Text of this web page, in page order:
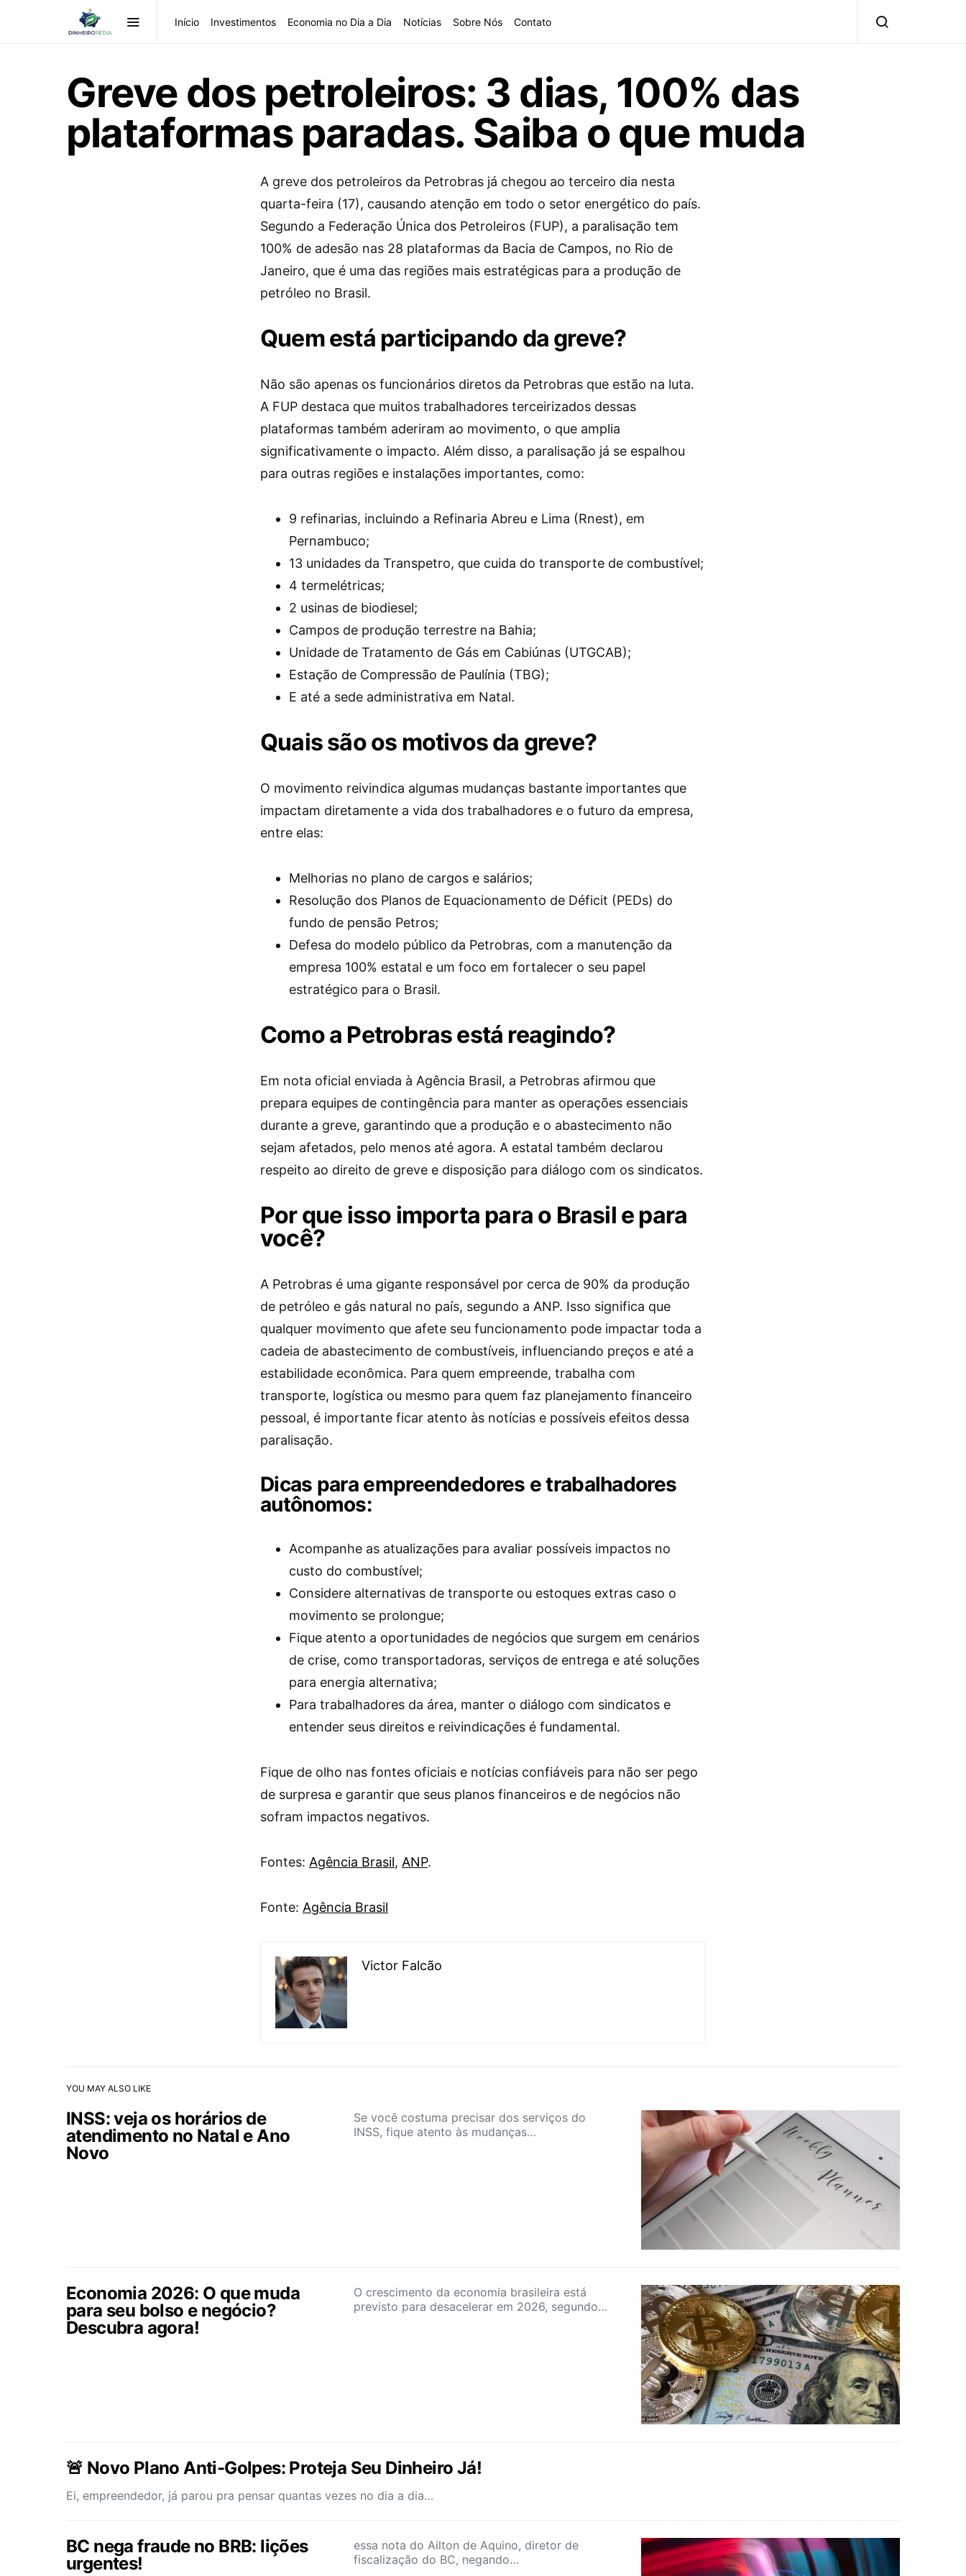
Início Investimentos Economia no Dia a Dia Notícias Sobre Nós Contato
Greve dos petroleiros: 3 dias, 100% das
plataformas paradas. Saiba o que muda
A greve dos petroleiros da Petrobras já chegou ao terceiro dia nesta
quarta-feira (17), causando atenção em todo o setor energético do país.
Segundo a Federação Única dos Petroleiros (FUP), a paralisação tem
100% de adesão nas 28 plataformas da Bacia de Campos, no Rio de
Janeiro, que é uma das regiões mais estratégicas para a produção de
petróleo no Brasil.
Quem está participando da greve?
Não são apenas os funcionários diretos da Petrobras que estão na luta.
A FUP destaca que muitos trabalhadores terceirizados dessas
plataformas também aderiram ao movimento, o que amplia
significativamente o impacto. Além disso, a paralisação já se espalhou
para outras regiões e instalações importantes, como:
9 refinarias, incluindo a Refinaria Abreu e Lima (Rnest), em
Pernambuco;
13 unidades da Transpetro, que cuida do transporte de combustível;
4 termelétricas;
2 usinas de biodiesel;
Campos de produção terrestre na Bahia;
Unidade de Tratamento de Gás em Cabiúnas (UTGCAB);
Estação de Compressão de Paulínia (TBG);
E até a sede administrativa em Natal.
Quais são os motivos da greve?
O movimento reivindica algumas mudanças bastante importantes que
impactam diretamente a vida dos trabalhadores e o futuro da empresa,
entre elas:
Melhorias no plano de cargos e salários;
Resolução dos Planos de Equacionamento de Déficit (PEDs) do
fundo de pensão Petros;
Defesa do modelo público da Petrobras, com a manutenção da
empresa 100% estatal e um foco em fortalecer o seu papel
estratégico para o Brasil.
Como a Petrobras está reagindo?
Em nota oficial enviada à Agência Brasil, a Petrobras afirmou que
prepara equipes de contingência para manter as operações essenciais
durante a greve, garantindo que a produção e o abastecimento não
sejam afetados, pelo menos até agora. A estatal também declarou
respeito ao direito de greve e disposição para diálogo com os sindicatos.
Por que isso importa para o Brasil e para
você?
A Petrobras é uma gigante responsável por cerca de 90% da produção
de petróleo e gás natural no país, segundo a ANP. Isso significa que
qualquer movimento que afete seu funcionamento pode impactar toda a
cadeia de abastecimento de combustíveis, influenciando preços e até a
estabilidade econômica. Para quem empreende, trabalha com
transporte, logística ou mesmo para quem faz planejamento financeiro
pessoal, é importante ficar atento às notícias e possíveis efeitos dessa
paralisação.
Dicas para empreendedores e trabalhadores
autônomos:
Acompanhe as atualizações para avaliar possíveis impactos no
custo do combustível;
Considere alternativas de transporte ou estoques extras caso o
movimento se prolongue;
Fique atento a oportunidades de negócios que surgem em cenários
de crise, como transportadoras, serviços de entrega e até soluções
para energia alternativa;
Para trabalhadores da área, manter o diálogo com sindicatos e
entender seus direitos e reivindicações é fundamental.
Fique de olho nas fontes oficiais e notícias confiáveis para não ser pego
de surpresa e garantir que seus planos financeiros e de negócios não
sofram impactos negativos.
Fontes: Agência Brasil, ANP.
Fonte: Agência Brasil
Victor Falcão
YOU MAY ALSO LIKE
INSS: veja os horários de
atendimento no Natal e Ano
Novo
Se você costuma precisar dos serviços do
INSS, fique atento às mudanças…
Economia 2026: O que muda
para seu bolso e negócio?
Descubra agora!
O crescimento da economia brasileira está
previsto para desacelerar em 2026, segundo…
🚨 Novo Plano Anti-Golpes: Proteja Seu Dinheiro Já!
Ei, empreendedor, já parou pra pensar quantas vezes no dia a dia…
BC nega fraude no BRB: lições
urgentes!
essa nota do Ailton de Aquino, diretor de
fiscalização do BC, negando…